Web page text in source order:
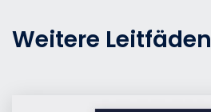
Weitere Leitfäden